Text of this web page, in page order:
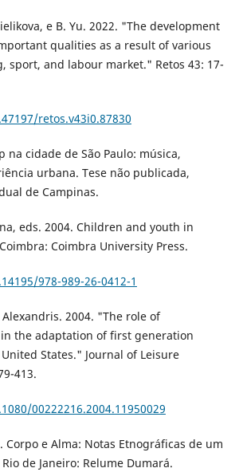
e B. Yu. 2022. "The development
qualities as a result of various
sport, and labour market." Retos 43: 17-
retos.v43i0.87830
na cidade de São Paulo: música,
urbana. Tese não publicada,
de Campinas.
eds. 2004. Children and youth in
Coimbra University Press.
978-989-26-0412-1
2004. "The role of
the adaptation of first generation
States." Journal of Leisure
413.
00222216.2004.11950029
Corpo e Alma: Notas Etnográficas de um
de Janeiro: Relume Dumará.